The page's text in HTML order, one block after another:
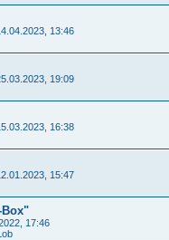
13:46
19:09
16:38
15:47
Box"
17:46